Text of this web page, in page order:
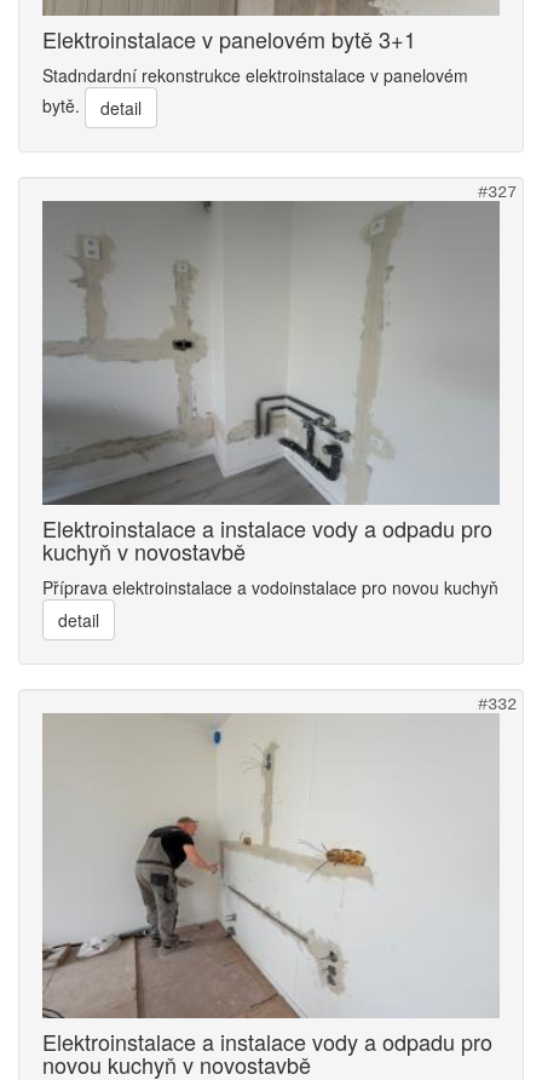
Elektroinstalace v panelovém bytě 3+1
Stadndardní rekonstrukce elektroinstalace v panelovém
bytě.
detail
#327
Elektroinstalace a instalace vody a odpadu pro
kuchyň v novostavbě
Příprava elektroinstalace a vodoinstalace pro novou kuchyň
detail
#332
Elektroinstalace a instalace vody a odpadu pro
novou kuchyň v novostavbě